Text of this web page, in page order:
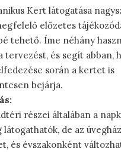
Kert látogatása
előzetes
tehető. Íme néhány
tervezést, és segít abban,
során a kertet is
bejárja.
részei általában a
látogathatók, de az
és évszakonként